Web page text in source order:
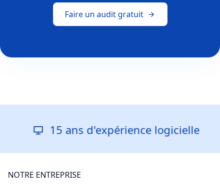
Faire un audit gratuit
15 ans d'expérience logicielle
NOTRE ENTREPRISE